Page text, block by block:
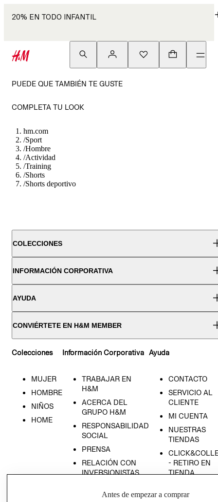
20% EN TODO INFANTIL
PUEDE QUE TAMBIÉN TE GUSTE
COMPLETA TU LOOK
hm.com
/Sport
/Hombre
/Actividad
/Training
/Shorts
/Shorts deportivo
COLECCIONES
INFORMACIÓN CORPORATIVA
AYUDA
CONVIÉRTETE EN H&M MEMBER
Colecciones
MUJER
HOMBRE
NIÑOS
HOME
Información Corporativa
TRABAJAR EN
H&M
ACERCA DEL
GRUPO H&M
RESPONSABILIDAD
SOCIAL
PRENSA
RELACIÓN CON
INVERSIONISTAS
EMPRESARIAL
Ayuda
CONTACTO
SERVICIO AL
CLIENTE
MI CUENTA
NUESTRAS
TIENDAS
- RETIRO EN
TIENDA
CONDICIONES
Antes de empezar a comprar